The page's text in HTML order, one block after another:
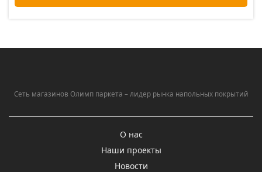
Сеть магазинов Олимп паркета – лидер рынка напольных покрытий
О нас
Наши проекты
Новости